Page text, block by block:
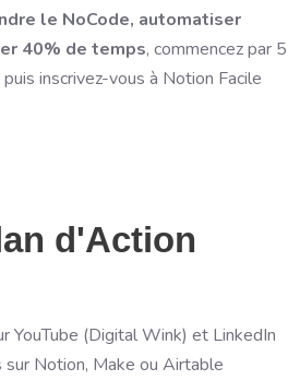
le NoCode, automatiser
40% de temps, commencez par 5
inscrivez-vous à Notion Facile
d'Action
YouTube (Digital Wink) et LinkedIn
Notion, Make ou Airtable